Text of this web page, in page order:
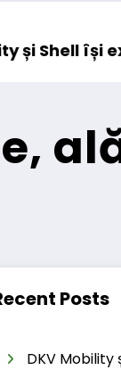
european
Blue River:
Posts
DKV Mobility